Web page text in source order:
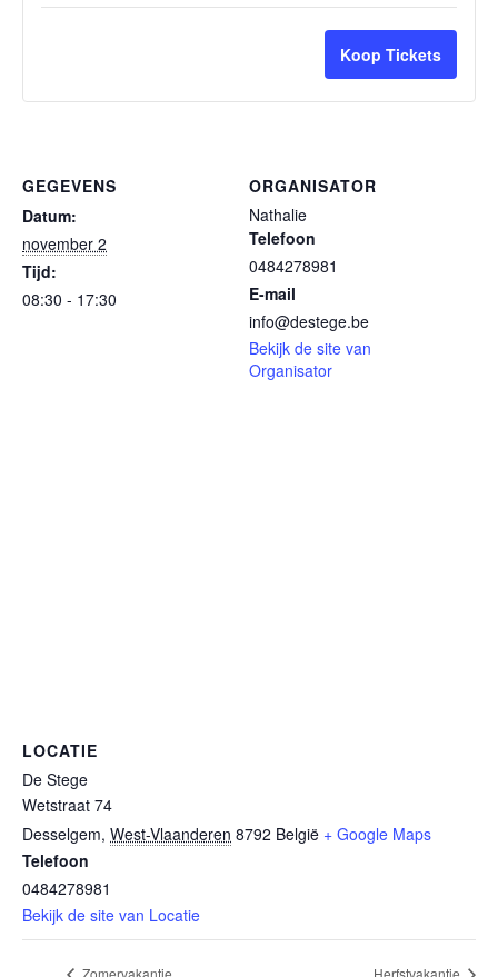
tickets
van
Herfst
Koop Tickets
GEGEVENS
Datum:
november 2
Tijd:
08:30 - 17:30
ORGANISATOR
Nathalie
Telefoon
0484278981
E-mail
info@destege.be
Bekijk de site van
Organisator
LOCATIE
De Stege
Wetstraat 74
Desselgem, West-Vlaanderen 8792 België + Google Maps
Telefoon
0484278981
Bekijk de site van Locatie
Zomervakantie Herfstvakantie